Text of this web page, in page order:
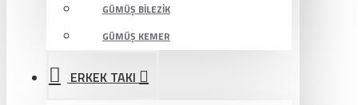
GÜMÜŞ BILEZIK
GÜMÜŞ KEMER
ERKEK TAKI